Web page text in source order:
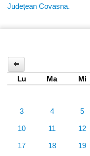
Județean Covasna.
Lu
Ma Mi
3 4 5
10 11 12
17 18 19